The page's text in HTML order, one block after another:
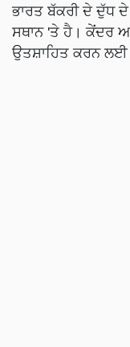
ਭਾਰਤ ਬੱਕਰੀ ਦੇ ਦੁੱਧ
ਸਥਾਨ 'ਤੇ ਹੈ। ਕੇਂਦਰ
ਉਤਸ਼ਾਹਿਤ ਕਰਨ ਲਈ